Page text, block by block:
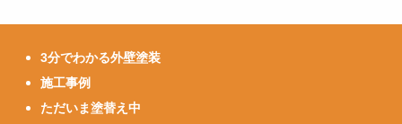
3分でわかる外壁塗装
施工事例
ただいま塗替え中